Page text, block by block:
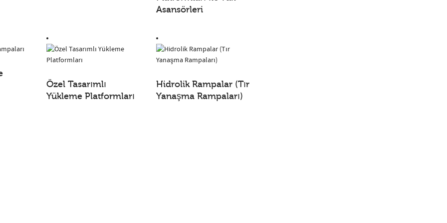
Asansörleri
Özel Tasarımlı
Yükleme Platformları
Hidrolik Rampalar (Tır
Yanaşma Rampaları)